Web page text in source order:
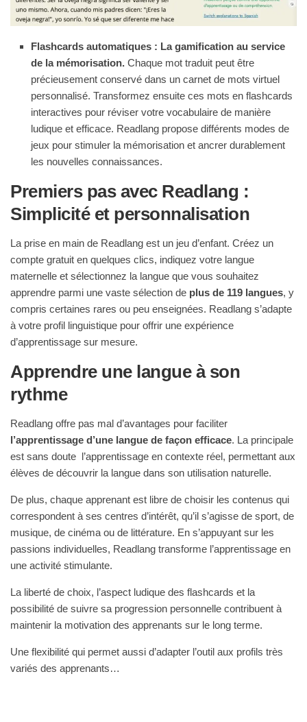
Flashcards automatiques : La gamification au service
de la mémorisation. Chaque mot traduit peut être
précieusement conservé dans un carnet de mots virtuel
personnalisé. Transformez ensuite ces mots en flashcards
interactives pour réviser votre vocabulaire de manière
ludique et efficace. Readlang propose différents modes de
jeux pour stimuler la mémorisation et ancrer durablement
les nouvelles connaissances.
Premiers pas avec Readlang :
Simplicité et personnalisation
La prise en main de Readlang est un jeu d’enfant. Créez un
compte gratuit en quelques clics, indiquez votre langue
maternelle et sélectionnez la langue que vous souhaitez
apprendre parmi une vaste sélection de plus de 119 langues, y
compris certaines rares ou peu enseignées. Readlang s’adapte
à votre profil linguistique pour offrir une expérience
d’apprentissage sur mesure.
Apprendre une langue à son
rythme
Readlang offre pas mal d’avantages pour faciliter
l’apprentissage d’une langue de façon efficace. La principale
est sans doute l’apprentissage en contexte réel, permettant aux
élèves de découvrir la langue dans son utilisation naturelle.
De plus, chaque apprenant est libre de choisir les contenus qui
correspondent à ses centres d’intérêt, qu’il s’agisse de sport, de
musique, de cinéma ou de littérature. En s’appuyant sur les
passions individuelles, Readlang transforme l’apprentissage en
une activité stimulante.
La liberté de choix, l’aspect ludique des flashcards et la
possibilité de suivre sa progression personnelle contribuent à
maintenir la motivation des apprenants sur le long terme.
Une flexibilité qui permet aussi d’adapter l’outil aux profils très
variés des apprenants…